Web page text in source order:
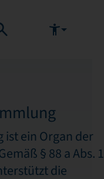
ein Organ der
§ 88 a Abs. 1
die